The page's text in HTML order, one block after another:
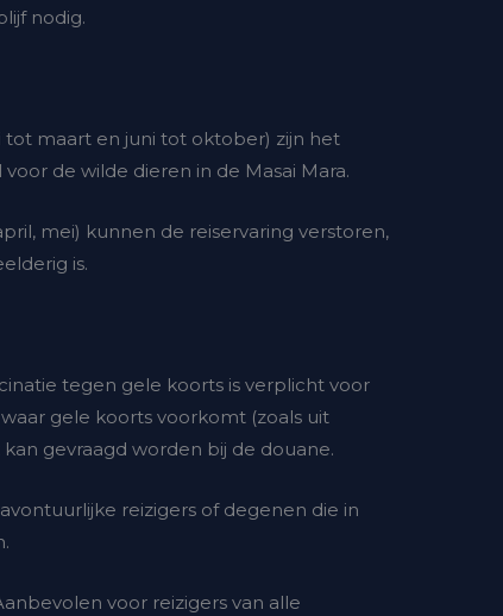
nodig.
maart en juni tot oktober) zijn het
de wilde dieren in de Masai Mara.
mei) kunnen de reiservaring verstoren,
is.
tegen gele koorts is verplicht voor
gele koorts voorkomt (zoals uit
gevraagd worden bij de douane.
reizigers of degenen die in
voor reizigers van alle